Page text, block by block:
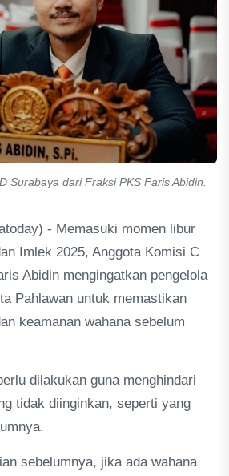
Surabaya dari Fraksi PKS Faris Abidin.
- Memasuki momen libur
Imlek 2025, Anggota Komisi C
Abidin mengingatkan pengelola
Pahlawan untuk memastikan
keamanan wahana sebelum
dilakukan guna menghindari
tidak diinginkan, seperti yang
sebelumnya, jika ada wahana